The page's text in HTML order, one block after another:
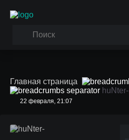
Главная страница
huNter-
22 февраля, 21:07
huNter-